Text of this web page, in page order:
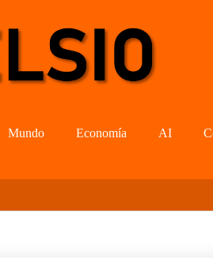
Mundo Economía AI